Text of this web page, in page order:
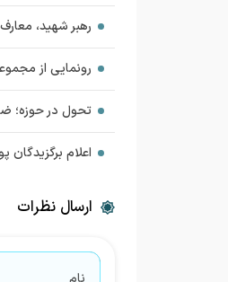
رهبر شهید،
رونمایی از
تحول در حوزه؛
اعلام
ارسال نظرات